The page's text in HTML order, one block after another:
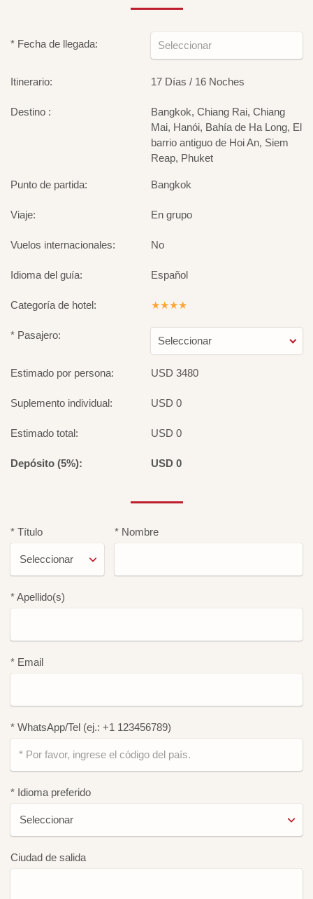
* Fecha de llegada:
Itinerario: 17 Días / 16 Noches
Destino :
Bangkok, Chiang Rai, Chiang
Mai, Hanói, Bahía de Ha Long, El
barrio antiguo de Hoi An, Siem
Reap, Phuket
Punto de partida: Bangkok
Viaje: En grupo
Vuelos internacionales: No
Idioma del guía: Español
Categoría de hotel: ★★★★
* Pasajero: Seleccionar
Estimado por persona: USD 3480
Suplemento individual: USD 0
Estimado total: USD 0
Depósito (5%): USD 0
* Título * Nombre
* Apellido(s)
* Email
* WhatsApp/Tel (ej.: +1 123456789)
* Idioma preferido
Ciudad de salida